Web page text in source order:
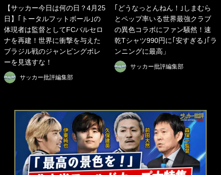
【サッカー今日は何の日？4月25
日】｢トータルフットボール｣の
体現者は監督としてFCバルセロ
ナを再建！世界に衝撃を与えた
ブラジル戦のジャンピングボレ
ーを見逃すな！
サッカー批評編集部
｢どうなっとんねん！｣しまむら
とペップ率いる世界最強クラブ
の異色コラボにファン騒然！速
乾Tシャツ990円に｢安すぎる｣｢ラ
ンニングに最高」
サッカー批評編集部